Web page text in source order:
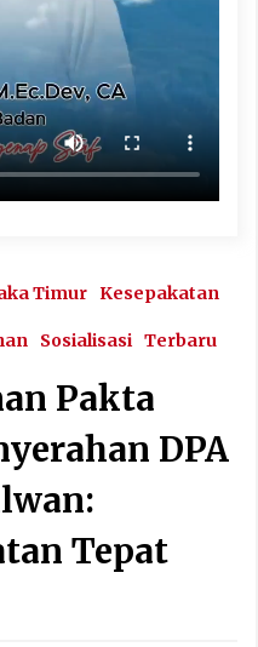
Timur Kesepakatan
Sosialisasi Terbaru
Pakta
DPA
Tepat